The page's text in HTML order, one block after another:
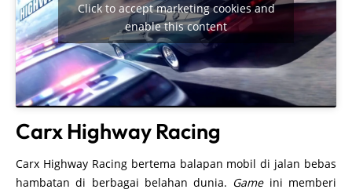
Click to accept marketing cookies and
enable this content
Carx Highway Racing
Carx Highway Racing bertema balapan mobil di jalan bebas
hambatan di berbagai belahan dunia. Gameini memberi